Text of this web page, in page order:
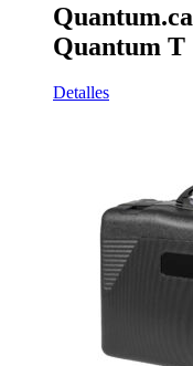
Quantum T
Detalles